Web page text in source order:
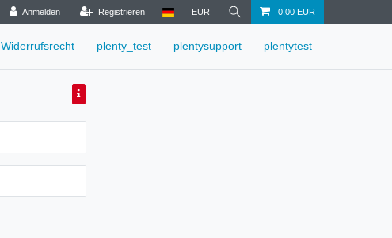
Anmelden Registrieren EUR 0,00 EUR
Widerrufsrecht plenty_test plentysupport plentytest